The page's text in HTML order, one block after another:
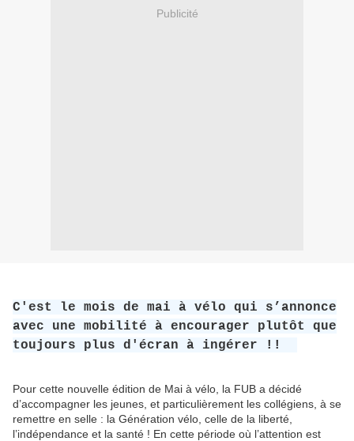
Publicité
C'est le mois de mai à vélo qui s’annonce
avec une mobilité à encourager plutôt que
toujours plus d'écran à ingérer !!
Pour cette nouvelle édition de Mai à vélo, la FUB a décidé
d’accompagner les jeunes, et particulièrement les collégiens, à se
remettre en selle : la Génération vélo, celle de la liberté,
l’indépendance et la santé ! En cette période où l’attention est